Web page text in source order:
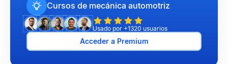
Cursos de mecánica automotriz
Usado por +1320 usuarios
Acceder a Premium